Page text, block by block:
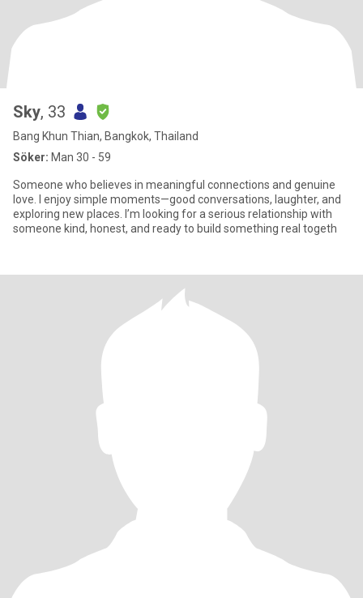
Sky, 33
Bang Khun Thian, Bangkok, Thailand
Söker: Man 30 - 59
Someone who believes in meaningful connections and genuine
love. I enjoy simple moments—good conversations, laughter, and
exploring new places. I’m looking for a serious relationship with
someone kind, honest, and ready to build something real togeth